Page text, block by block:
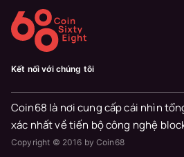
Kết nối với chúng tôi
Coin68 là nơi cung cấp cái nhìn
xác nhất về tiến bộ công nghệ
Copyright © 2016 by Coin68